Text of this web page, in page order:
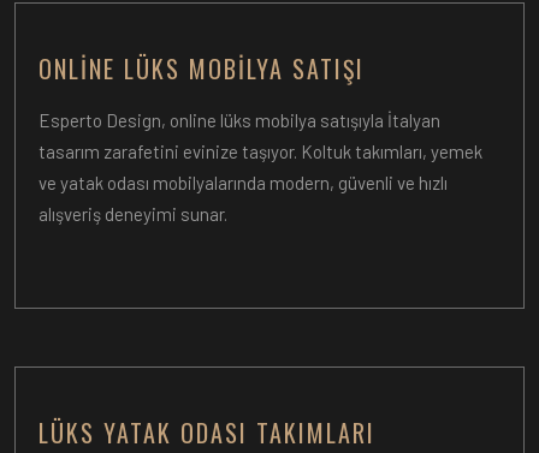
ONLINE LÜKS MOBILYA SATIŞI
Esperto Design, online lüks mobilya satışıyla İtalyan
tasarım zarafetini evinize taşıyor. Koltuk takımları, yemek
ve yatak odası mobilyalarında modern, güvenli ve hızlı
alışveriş deneyimi sunar.
LÜKS YATAK ODASI TAKIMLARI